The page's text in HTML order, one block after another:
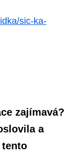
sic-ka-
zajímavá?
a
tento